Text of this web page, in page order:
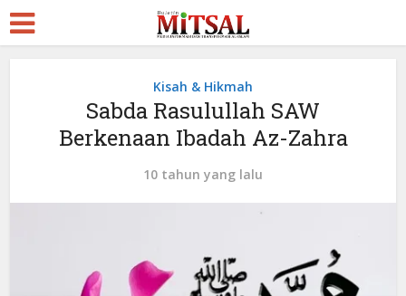
Kisah & Hikmah
Sabda Rasulullah SAW
Berkenaan Ibadah Az-Zahra
10 tahun yang lalu